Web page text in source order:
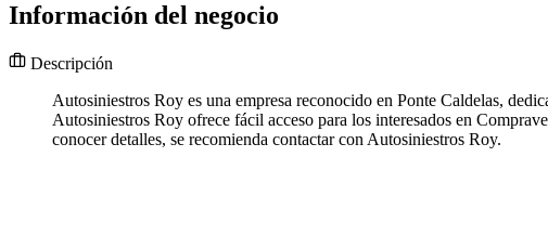
Información del negocio
Descripción
Autosiniestros Roy es una empresa reconocido en Ponte Caldelas,
Autosiniestros Roy ofrece fácil acceso para los interesados en
conocer detalles, se recomienda contactar con Autosiniestros Roy.